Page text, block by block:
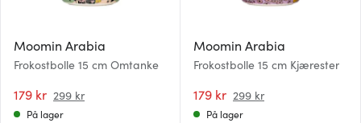
Moomin Arabia
Frokostbolle 15 cm Omtanke
179 kr 299 kr
På lager
Moomin Arabia
Frokostbolle 15 cm Kjærester
179 kr 299 kr
På lager